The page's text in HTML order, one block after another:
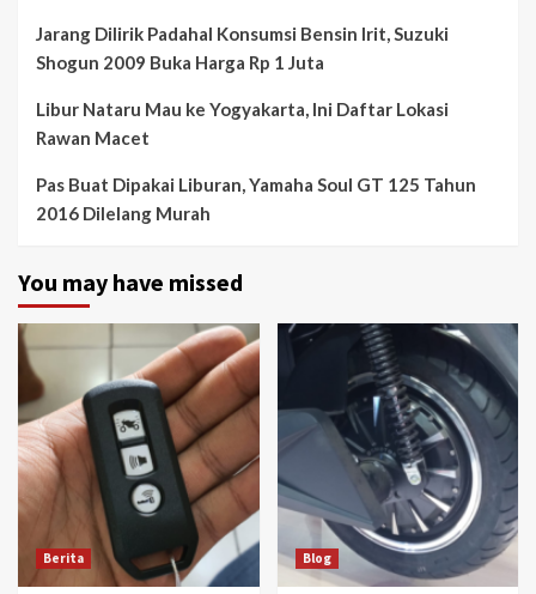
Jarang Dilirik Padahal Konsumsi Bensin Irit, Suzuki
Shogun 2009 Buka Harga Rp 1 Juta
Libur Nataru Mau ke Yogyakarta, Ini Daftar Lokasi
Rawan Macet
Pas Buat Dipakai Liburan, Yamaha Soul GT 125 Tahun
2016 Dilelang Murah
You may have missed
Berita Blog